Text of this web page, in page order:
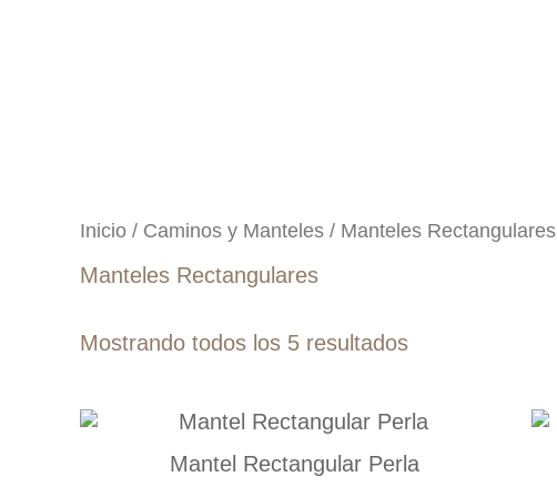
Inicio / Caminos y Manteles / Manteles Rectangulares
Manteles Rectangulares
Mostrando todos los 5 resultados
Mantel Rectangular Perla